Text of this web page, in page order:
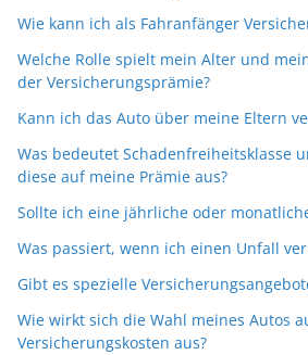
Wie kann ich als Fahranfänger
Welche Rolle spielt mein Alter und
der Versicherungsprämie?
Kann ich das Auto über meine Eltern
Was bedeutet Schadenfreiheitsklasse
diese auf meine Prämie aus?
Sollte ich eine jährliche oder
Was passiert, wenn ich einen Unfall
Gibt es spezielle
Wie wirkt sich die Wahl meines Autos
Versicherungskosten aus?